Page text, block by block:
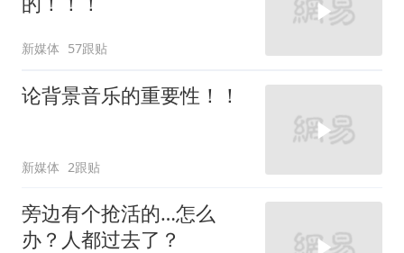
新媒体 57跟贴
论背景音乐的重要性！！
新媒体 2跟贴
旁边有个抢活的…怎么
办？人都过去了？